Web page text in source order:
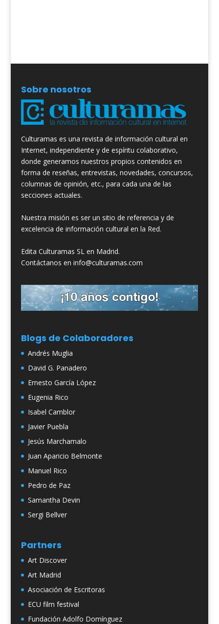
Sobre nosotros
Culturamas es una revista de información cultural en
Internet, independiente y de espíritu colaborativo,
donde generamos nuestros propios contenidos en
forma de reseñas, entrevistas, novedades, concursos,
columnas de opinión, etc., para cada una de las
secciones actuales.
Nuestra misión es ser un sitio de referencia y de
excelencia de información cultural en la Red.
Edita Culturamas SL en Madrid.
Contáctanos en info@culturamas.com
Blogs de Colaboradores
Andrés Muglia
David G. Panadero
Ernesto García López
Eugenia Rico
Isabel Camblor
Javier Puebla
Jesús Marchamalo
Juan Aparicio Belmonte
Manuel Rico
Pedro de Paz
Samantha Devin
Sergi Bellver
Partners
Art Discover
Art Madrid
Asociación de Escritoras
ECU film festival
Fundación Adolfo Domínguez